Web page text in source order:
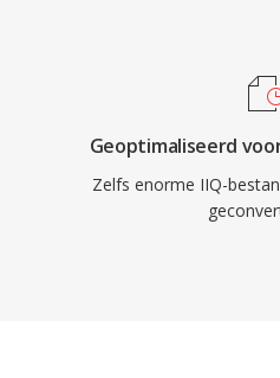
Geoptimaliseerd
Zelfs enorme IIQ-